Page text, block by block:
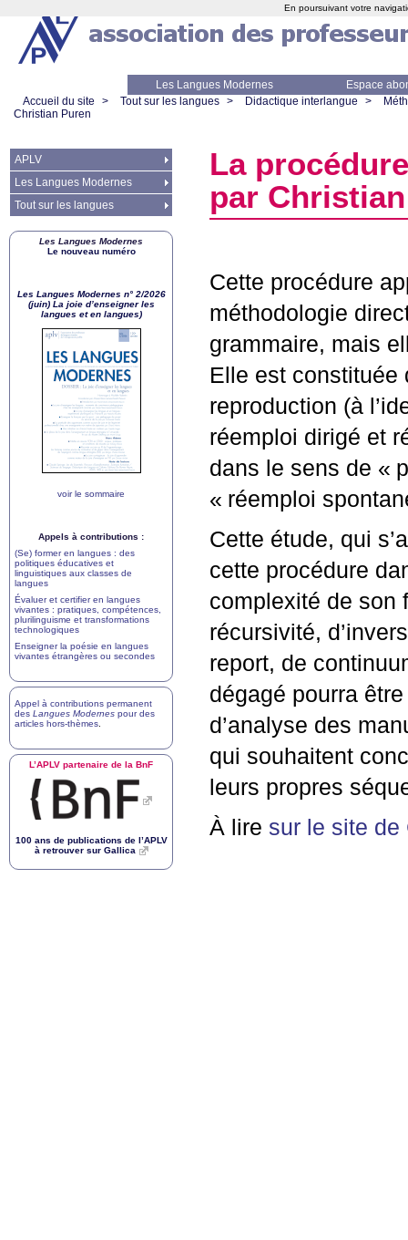
Les Langues Modernes
Espace
Accueil du site
> Tout sur les langues > Didactique interlangue >
Christian Puren
La
par
Cette procédure
méthodologie
grammaire, mais
Elle est
reproduction (à
réemploi dirigé et
dans le sens de «
« réemploi
Cette étude, qui
cette procédure
complexité de son
récursivité,
report, de
dégagé pourra
d’analyse des
qui souhaitent
leurs propres
À lire sur le site de
APLV
Les Langues Modernes
Tout sur les langues
Les Langues Modernes
Le nouveau numéro
Les Langues Modernes n° 2/2026
(juin) La joie d’enseigner les
langues et en langues)
voir le sommaire
Appels à contributions :
(Se) former en langues : des
politiques éducatives et
linguistiques aux classes de
langues
Évaluer et certifier en langues
vivantes : pratiques, compétences,
plurilinguisme et transformations
technologiques
Enseigner la poésie en langues
vivantes étrangères ou secondes
Appel à contributions permanent
des Langues Modernes pour des
articles hors-thèmes
L’APLV partenaire de la BnF
100 ans de publications de l’APLV
à retrouver sur Gallica
En poursuivant votre